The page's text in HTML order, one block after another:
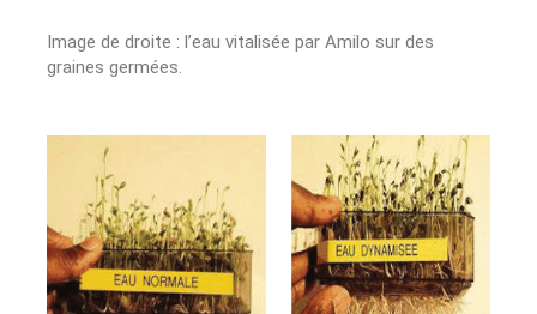
Image de droite : l’eau vitalisée par Amilo sur des
graines germées.